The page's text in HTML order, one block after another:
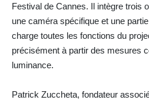
Festival de Cannes. Il intègre trois
une caméra spécifique et une
charge toutes les fonctions du
précisément à partir des mesures
luminance.
Patrick Zuccheta, fondateur